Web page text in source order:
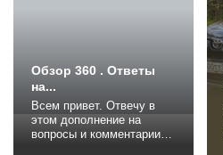
Обзор 360 . Ответы
на...
Всем привет. Отвечу в
этом дополнение на
вопросы и комментарии .